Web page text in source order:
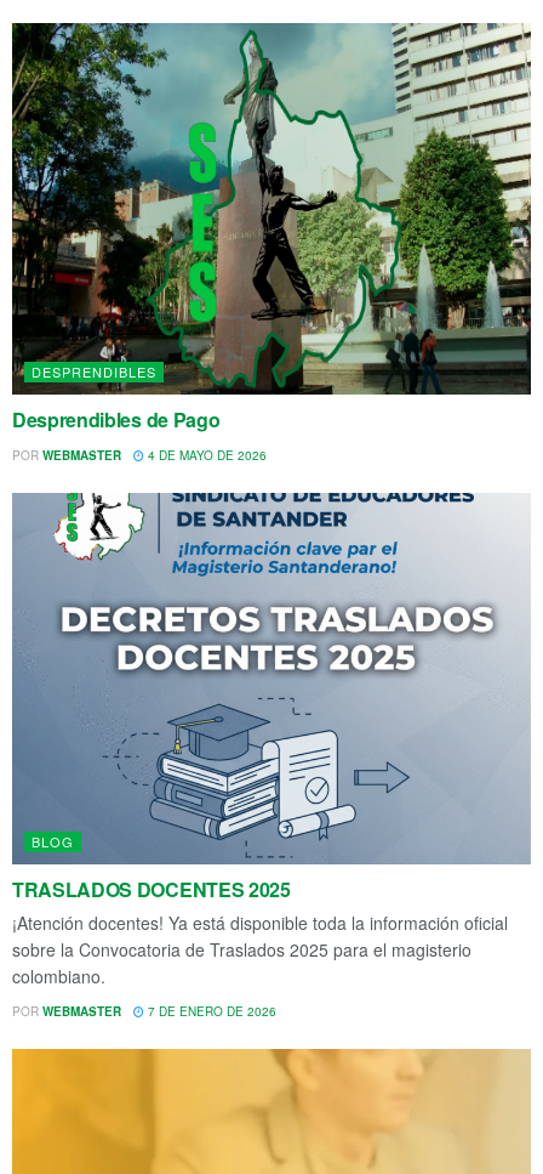
DESPRENDIBLES
Desprendibles de Pago
POR WEBMASTER 4 DE MAYO DE 2026
BLOG
TRASLADOS DOCENTES 2025
¡Atención docentes! Ya está disponible toda la información oficial
sobre la Convocatoria de Traslados 2025 para el magisterio
colombiano.
POR WEBMASTER 7 DE ENERO DE 2026